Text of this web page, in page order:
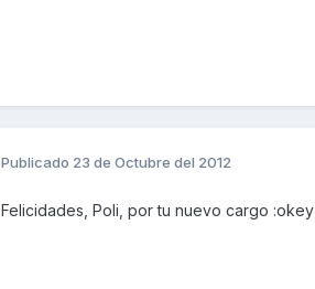
Publicado 23 de Octubre del 2012
Felicidades, Poli, por tu nuevo cargo :okey